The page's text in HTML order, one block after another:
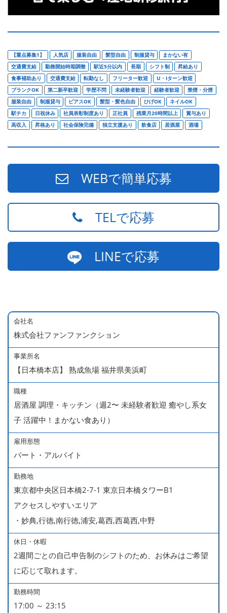
【重点募集1】 人気店 服装自由 髪型自由 制服貸与
まかない有
交通費支給
勤務開始時期調整 駅近5分以内 長期 シフト制
昇給あり
食事補助あり
交通費支給 転勤なし フリーター歓迎
U・Iターン歓迎
ブランクOK
第二新卒歓迎 学歴不問 未経験者歓迎 経験者歓迎
禁煙・分煙
服装自由
制服貸与 ピアスOK 髪型・髪色自由 ひげOK
ネイルOK
駅チカ
日祝休み 社員表彰制度あり 正社員 残業月20時間以上
賞与あり
高収入
昇格あり 社会保険完備 独立支援あり 飲食店 居酒屋 酒場
WEBで簡単応募
TELで応募
LINEで応募
会社名
株式会社ファンファンクション
事業所名
【日本橋本店】 熟成魚場 福井県美浜町
職種
居酒屋 調理・キッチン（週2〜 未経験者歓迎 癒やし系女
子 活躍中！まかない食あり）
雇用形態
パート・アルバイト
勤務地
東京都中央区日本橋2-7-1 東京日本橋タワーB1
アクセスしやすいエリア
・妙典,行徳,南行徳,浦安,葛西,西葛西,中野
休日・休暇
2週間ごとの自己申告制のシフトのため、お休みはご希望
に応じて取れます。
勤務時間
17:00 ～ 23:15